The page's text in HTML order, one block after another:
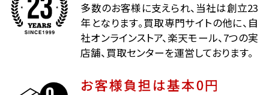
多数のお客様に支えられ、当社は創立23
年となります。買取専門サイトの他に、自
社オンラインストア、楽天モール、7つの実
店舗、買取センターを運営しております。
お客様負担は基本0円